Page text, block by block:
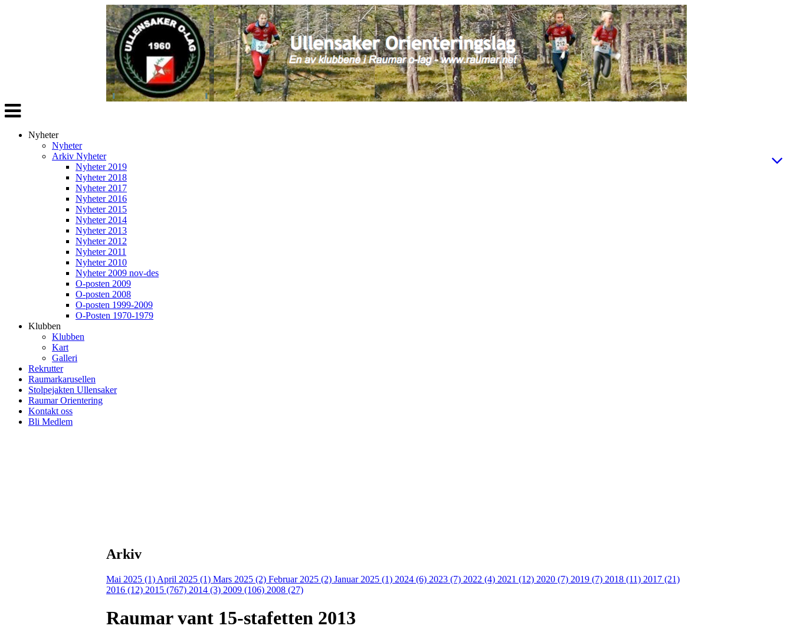
Veksle
navigasjon
Nyheter
Nyheter
Arkiv Nyheter
Nyheter 2019
Nyheter 2018
Nyheter 2017
Nyheter 2016
Nyheter 2015
Nyheter 2014
Nyheter 2013
Nyheter 2012
Nyheter 2011
Nyheter 2010
Nyheter 2009 nov-des
O-posten 2009
O-posten 2008
O-posten 1999-2009
O-Posten 1970-1979
Klubben
Klubben
Kart
Galleri
Rekrutter
Raumarkarusellen
Stolpejakten Ullensaker
Raumar Orientering
Kontakt oss
Bli Medlem
Arkiv
Mai 2025 (1) April 2025 (1) Mars 2025 (2) Februar 2025 (2) Januar 2025 (1) 2024 (6) 2023 (7) 2022 (4) 2021 (12) 2020 (7) 2019 (7) 2018 (11) 2017 (21)
2016 (12) 2015 (767) 2014 (3) 2009 (106) 2008 (27)
Raumar vant 15-stafetten 2013